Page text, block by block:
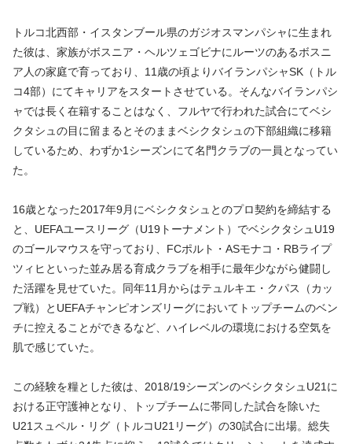
トルコ北西部・イスタンブール県のガジオスマンパシャに生まれ
た彼は、家族がボスニア・ヘルツェゴビナにルーツのあるボスニ
ア人の家庭で育っており、11歳の頃よりバイランパシャSK（トル
コ4部）にてキャリアをスタートさせている。そんなバイランパシ
ャでは長く在籍することはなく、フルヤで行われた試合にてベシ
クタシュの目に留まるとそのままベシクタシュの下部組織に移籍
しているため、わずか1シーズンにて名門クラブの一員となってい
た。
16歳となった2017年9月にベシクタシュとのプロ契約を締結する
と、UEFAユースリーグ（U19トーナメント）でベシクタシュU19
のゴールマウスを守っており、FCポルト・ASモナコ・RBライプ
ツィヒといった並み居る育成クラブを相手に最年少ながら健闘し
た活躍を見せていた。同年11月からはテュルキエ・クパス（カッ
プ戦）とUEFAチャンピオンズリーグにおいてトップチームのベン
チに控えることができるなど、ハイレベルの環境における空気を
肌で感じていた。
この経験を糧とした彼は、2018/19シーズンのベシクタシュU21に
おける正守護神となり、トップチームに帯同した試合を除いた
U21スュペル・リグ（トルコU21リーグ）の30試合に出場。総失